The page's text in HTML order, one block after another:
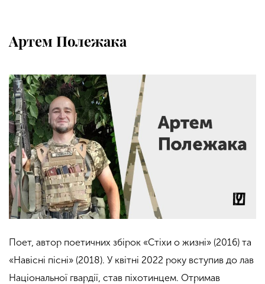
Артем Полежака
Поет, автор поетичних збірок «Стіхи о жизні» (2016) та
«Навісні пісні» (2018). У квітні 2022 року вступив до лав
Національної гвардії, став піхотинцем. Отримав